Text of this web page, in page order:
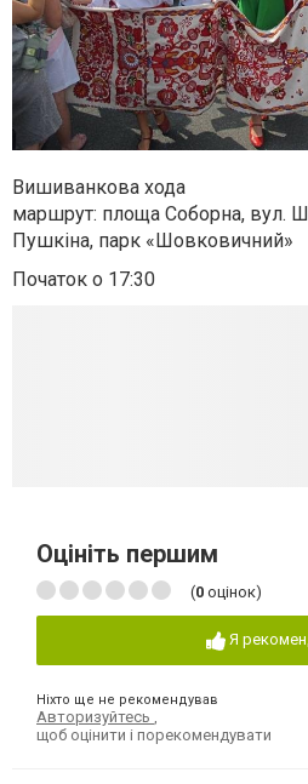
Вишиванкова хода
маршрут: площа Соборна, вул.
Пушкіна, парк «Шовковичний»
Початок о 17:30
Оцініть першим
(0 оцінок)
Я
Ніхто ще не рекомендував
Авторизуйтесь
щоб оцінити і порекомендувати